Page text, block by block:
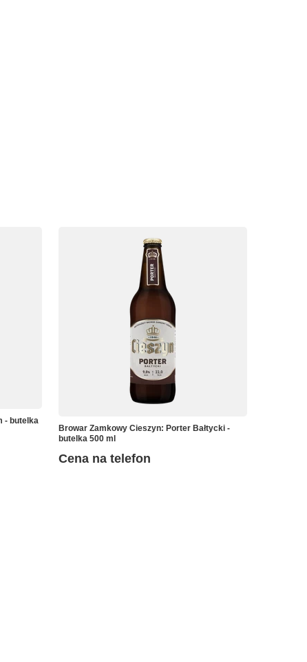
- butelka
Browar Zamkowy Cieszyn: Porter Bałtycki -
butelka 500 ml
Cena na telefon